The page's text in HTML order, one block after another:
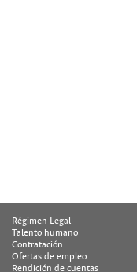
Régimen Legal
Talento humano
Contratación
Ofertas de empleo
Rendición de cuentas